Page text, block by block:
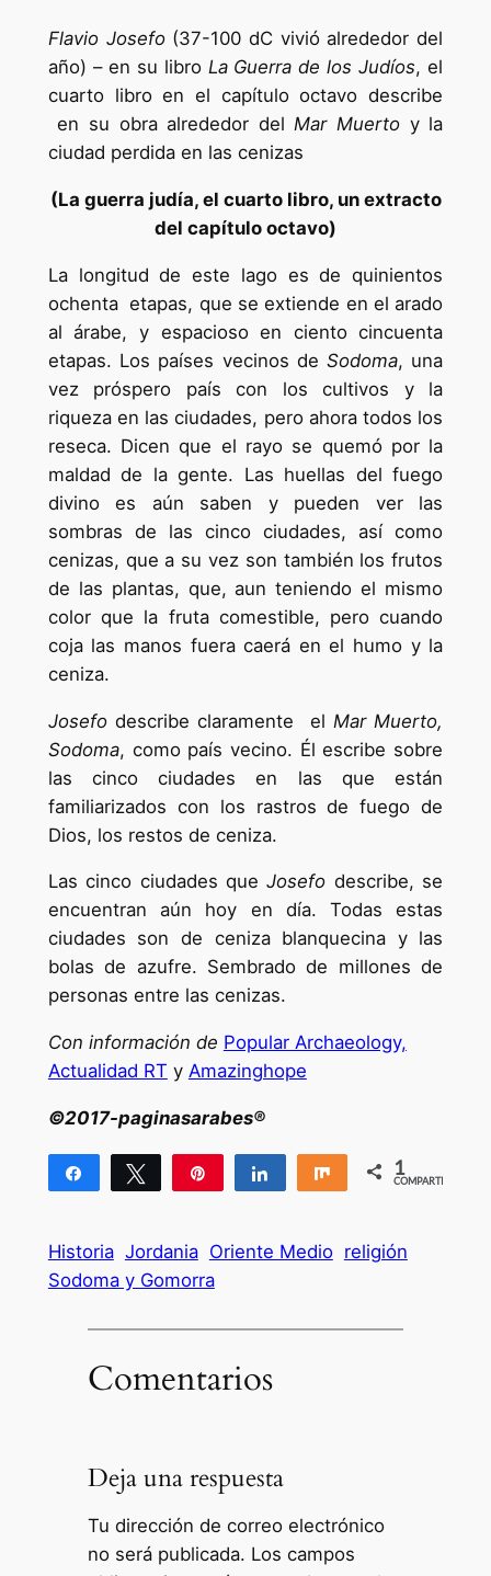
Flavio Josefo(37-100 dC vivió alrededor del
año) – en su libro La Guerra de los Judíos, el
cuarto libro en el capítulo octavo describe
en su obra alrededor delMar Muertoy la
ciudad perdida en las cenizas
(La guerra judía, el cuarto libro, un extracto
del capítulo octavo)
La longitud de este lago es de quinientos
ochenta etapas, que se extiende en el arado
al árabe, y espacioso en ciento cincuenta
etapas. Los países vecinos de Sodoma, una
vez próspero país con los cultivos y la
riqueza en las ciudades, pero ahora todos los
reseca. Dicen que el rayo se quemó por la
maldad de la gente. Las huellas del fuego
divino es aún saben y pueden ver las
sombras de las cinco ciudades, así como
cenizas, que a su vez son también los frutos
de las plantas, que, aun teniendo el mismo
color que la fruta comestible, pero cuando
coja las manos fuera caerá en el humo y la
ceniza.
Josefodescribe claramente el Mar Muerto,
Sodoma, como país vecino. Él escribe sobre
las cinco ciudades en las que están
familiarizados con los rastros de fuego de
Dios, los restos de ceniza.
Las cinco ciudades queJosefo describe, se
encuentran aún hoy en día. Todas estas
ciudades son de ceniza blanquecina y las
bolas de azufre. Sembrado de millones de
personas entre las cenizas.
Con información de Popular Archaeology,
Actualidad RT y Amazinghope
©2017-paginasarabes®
Compartir Twittear Compartir Compartir
1
COMPARTIR
Historia Jordania Oriente Medio religión
Sodoma y Gomorra
Comentarios
Deja una respuesta
Tu dirección de correo electrónico
no será publicada. Los campos